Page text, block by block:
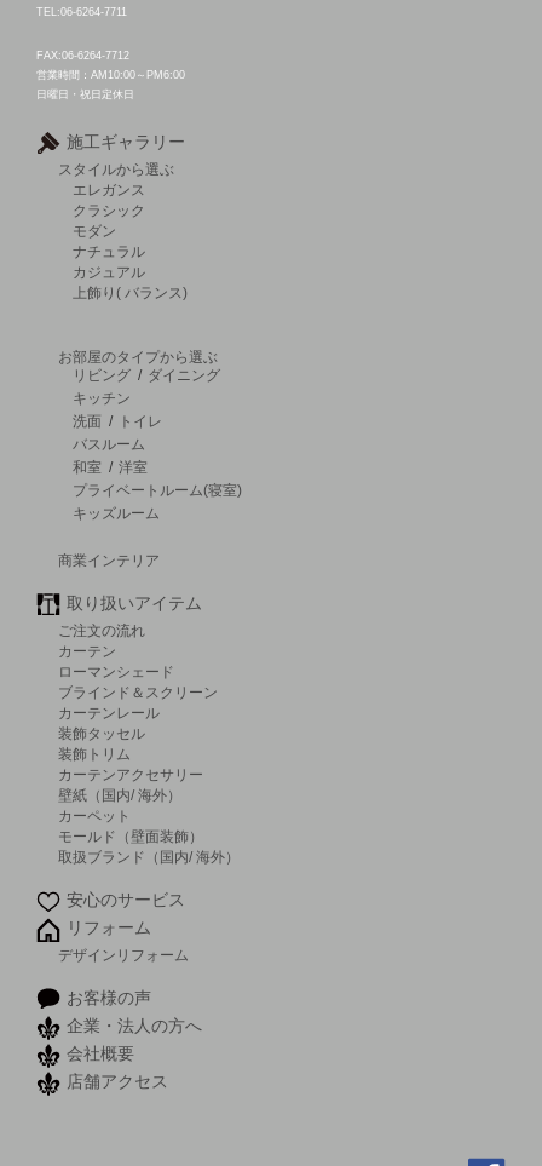
TEL:06-6264-7711
FAX:06-6264-7712
営業時間：AM10:00～PM6:00
日曜日・祝日定休日
施工ギャラリー
スタイルから選ぶ
エレガンス
クラシック
モダン
ナチュラル
カジュアル
上飾り( バランス)
お部屋のタイプから選ぶ
リビング / ダイニング
キッチン
洗面 /
トイレ
バスルーム
和室 / 洋室
プライベートルーム(寝室)
キッズルーム
商業インテリア
取り扱いアイテム
ご注文の流れ
カーテン
ローマンシェード
ブラインド＆スクリーン
カーテンレール
装飾タッセル
装飾トリム
カーテンアクセサリー
壁紙（国内/ 海外）
カーペット
モールド（壁面装飾）
取扱ブランド（国内/ 海外）
安心のサービス
リフォーム
デザインリフォーム
お客様の声
企業・法人の方へ
会社概要
店舗アクセス